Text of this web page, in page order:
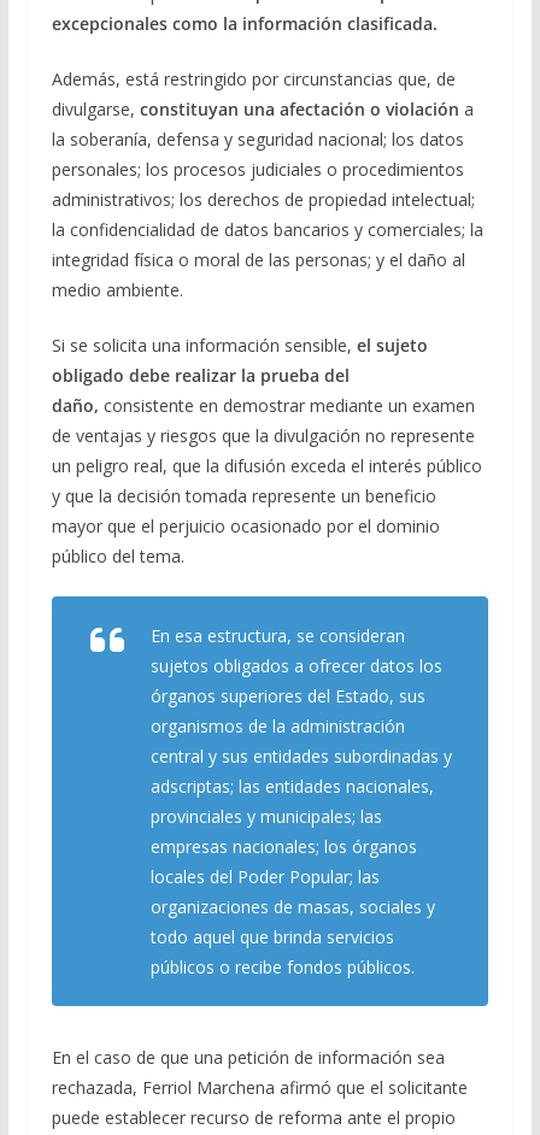
excepcionales como la información clasificada.
Además, está restringido por circunstancias que, de
divulgarse, constituyan una afectación o violación a
la soberanía, defensa y seguridad nacional; los datos
personales; los procesos judiciales o procedimientos
administrativos; los derechos de propiedad intelectual;
la confidencialidad de datos bancarios y comerciales; la
integridad física o moral de las personas; y el daño al
medio ambiente.
Si se solicita una información sensible, el sujeto
obligado debe realizar la prueba del
daño, consistente en demostrar mediante un examen
de ventajas y riesgos que la divulgación no represente
un peligro real, que la difusión exceda el interés público
y que la decisión tomada represente un beneficio
mayor que el perjuicio ocasionado por el dominio
público del tema.
En esa estructura, se consideran
sujetos obligados a ofrecer datos los
órganos superiores del Estado, sus
organismos de la administración
central y sus entidades subordinadas y
adscriptas; las entidades nacionales,
provinciales y municipales; las
empresas nacionales; los órganos
locales del Poder Popular; las
organizaciones de masas, sociales y
todo aquel que brinda servicios
públicos o recibe fondos públicos.
En el caso de que una petición de información sea
rechazada, Ferriol Marchena afirmó que el solicitante
puede establecer recurso de reforma ante el propio